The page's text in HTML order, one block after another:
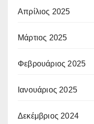
Απρίλιος 2025
Μάρτιος 2025
Φεβρουάριος 2025
Ιανουάριος 2025
Δεκέμβριος 2024